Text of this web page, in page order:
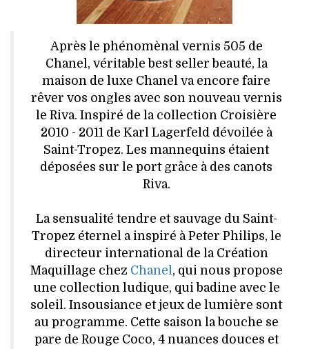
LIEUX TENDANCES
BEAUTÉ
MODE DE RUE
JEUNES CRÉATEURS
HISTOIRE DES MARQUES
DÉCO
VOYAGES & LOISIRS
Après le phénomènal vernis 505 de
Chanel, véritable best seller beauté, la
maison de luxe Chanel va encore faire
rêver vos ongles avec son nouveau vernis
le Riva. Inspiré de la collection Croisière
2010 - 2011 de Karl Lagerfeld dévoilée à
Saint-Tropez. Les mannequins étaient
déposées sur le port grâce à des canots
Riva.
La sensualité tendre et sauvage du Saint-
Tropez éternel a inspiré à Peter Philips, le
directeur international de la Création
Maquillage chez Chanel, qui nous propose
une collection ludique, qui badine avec le
soleil. Insousiance et jeux de lumière sont
au programme. Cette saison la bouche se
pare de Rouge Coco, 4 nuances douces et